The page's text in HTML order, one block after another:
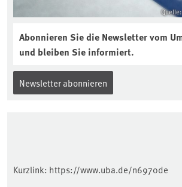
Abonnieren Sie die Newsletter vom
und bleiben Sie informiert.
Newsletter abonnieren
Kurzlink: https://www.uba.de/n6970de